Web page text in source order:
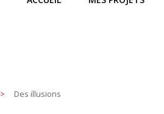
> Des illusions